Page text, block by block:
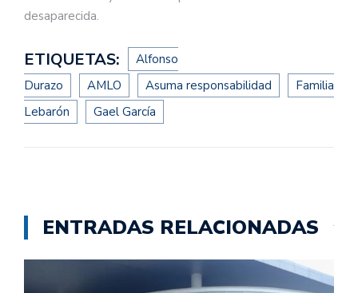
desaparecida.
ETIQUETAS:
Alfonso
Durazo
AMLO Asuma responsabilidad
Familia
Lebarón
Gael García
ENTRADAS RELACIONADAS